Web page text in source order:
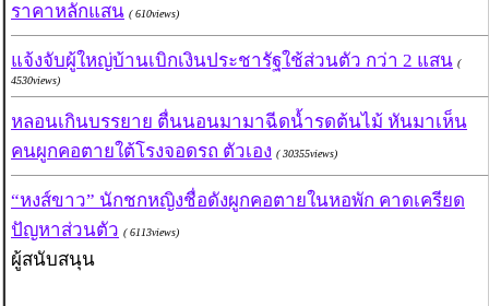
ราคาหลักแสน ( 610views)
แจ้งจับผู้ใหญ่บ้านเบิกเงินประชารัฐใช้ส่วนตัว กว่า 2 แสน (
4530views)
หลอนเกินบรรยาย ตื่นนอนมามาฉีดน้ำรดต้นไม้ หันมาเห็น
คนผูกคอตายใต้โรงจอดรถ ตัวเอง ( 30355views)
“หงส์ขาว” นักชกหญิงชื่อดังผูกคอตายในหอพัก คาดเครียด
ปัญหาส่วนตัว ( 6113views)
ผู้สนับสนุน